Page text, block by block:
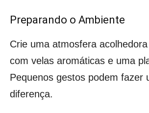
Preparando o Ambiente
Crie uma atmosfera
com velas aromáticas e uma
Pequenos gestos podem fazer
diferença.